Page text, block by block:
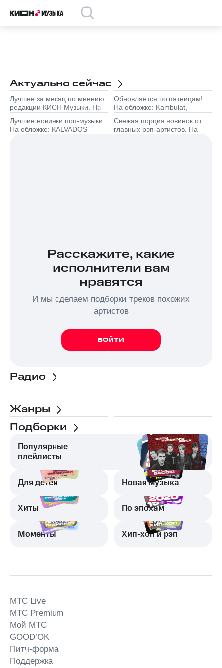
Актуально сейчас
Лучшее за месяц по мнению
редакции КИОН Музыки. На
Обновляется по пятницам!
На обложке: Kambulat,
Лучшие новинки поп-музыки.
На обложке: KALVADOS
Свежая порция новинок от
главных рэп-артистов. На
Расскажите, какие
исполнители вам
нравятся
И мы сделаем подборки треков похожих
артистов
ВОЙТИ
Радио
Жанры
Подборки
Популярные
плейлисты
Для детей Новая музыка
Хиты По эпохам
Моменты Хип-хоп и рэп
MTС Live
MTС Premium
Мой МТС
GOOD’OK
Питч-форма
Поддержка